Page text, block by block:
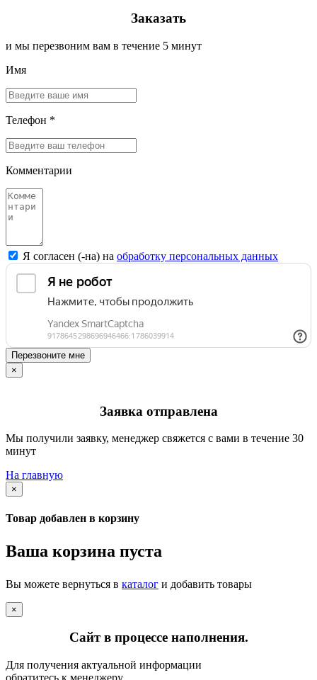
Заказать
и мы перезвоним вам в течение 5 минут
Имя
Телефон *
Комментарии
Я согласен (-на) на обработку персональных данных
Перезвоните мне
×
Заявка отправлена
Мы получили заявку, менеджер свяжется с вами в течение 30
минут
На главную
×
Товар добавлен в корзину
Ваша корзина пуста
Вы можете вернуться в каталог и добавить товары
×
Сайт в процессе наполнения.
Для получения актуальной информации
обратитесь к менеджеру.